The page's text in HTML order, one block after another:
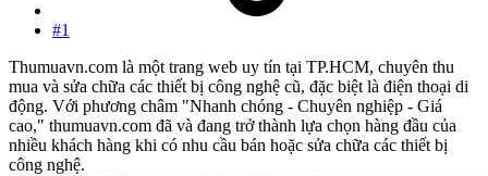
#1
Thumuavn.com là một trang web uy tín tại TP.HCM, chuyên thu
mua và sửa chữa các thiết bị công nghệ cũ, đặc biệt là điện thoại di
động. Với phương châm "Nhanh chóng - Chuyên nghiệp - Giá
cao," thumuavn.com đã và đang trở thành lựa chọn hàng đầu của
nhiều khách hàng khi có nhu cầu bán hoặc sửa chữa các thiết bị
công nghệ.